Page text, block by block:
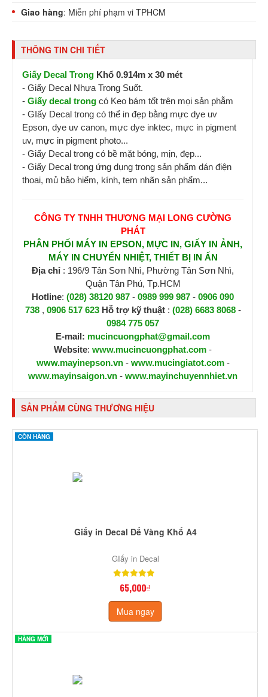
Giao hàng: Miễn phí phạm vi TPHCM
THÔNG TIN CHI TIẾT
Giấy Decal Trong Khổ 0.914m x 30 mét
- Giấy Decal Nhựa Trong Suốt.
- Giấy decal trong có Keo bám tốt trên mọi sản phẫm
- GIấy Decal trong có thể in đẹp bằng mực dye uv
Epson, dye uv canon, mực dye inktec, mực in pigment
uv, mực in pigment photo...
- Giấy Decal trong có bề mặt bóng, mịn, đẹp...
- Giấy Decal trong ứng dụng trong sản phẩm dán điện
thoai, mủ bảo hiểm, kính, tem nhãn sản phẩm...
CÔNG TY TNHH THƯƠNG MẠI LONG CƯỜNG
PHÁT
PHÂN PHỐI MÁY IN EPSON, MỰC IN, GIẤY IN ẢNH,
MÁY IN CHUYỂN NHIỆT, THIẾT BỊ IN ẤN
Địa chỉ : 196/9 Tân Sơn Nhì, Phường Tân Sơn Nhì,
Quận Tân Phú, Tp.HCM
Hotline: (028) 38120 987 - 0989 999 987 - 0906 090
738, 0906 517 623 Hỗ trợ kỹ thuật : (028) 6683 8068-
0984 775 057
E-mail: mucincuongphat@gmail.com
Website: www.mucincuongphat.com -
www.mayinepson.vn- www.mucingiatot.com-
www.mayinsaigon.vn - www.mayinchuyennhiet.vn
SẢN PHẨM CÙNG THƯƠNG HIỆU
CÒN HÀNG
Giấy in Decal Đế Vàng Khổ A4
GIấy in Decal
65,000₫
Mua ngay
HÀNG MỚI